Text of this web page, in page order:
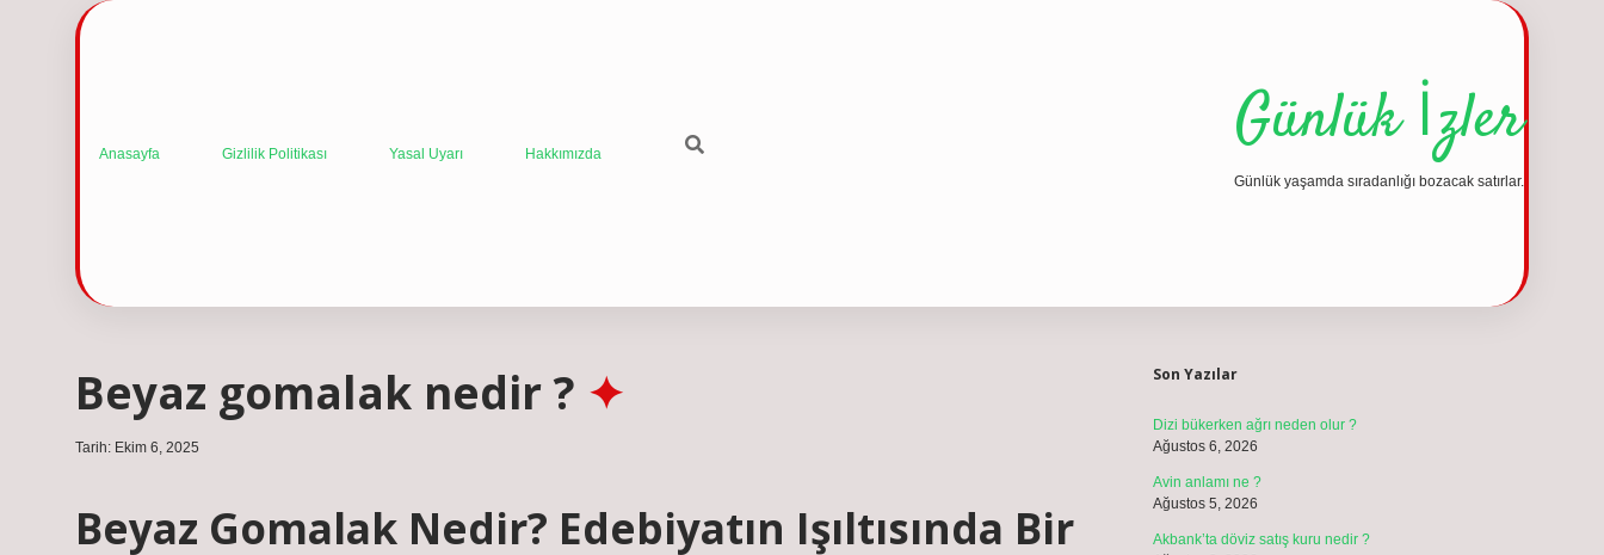
Anasayfa Gizlilik Politikası Yasal Uyarı Hakkımızda Günlük İzler
Günlük yaşamda sıradanlığı bozacak satırlar.
Beyaz gomalak nedir ?
Tarih: Ekim 6, 2025
Beyaz Gomalak Nedir? Edebiyatın Işıltısında Bir
Son Yazılar
Dizi bükerken ağrı neden olur ?
Ağustos 6, 2026
Avin anlamı ne ?
Ağustos 5, 2026
Akbank’ta döviz satış kuru nedir ?